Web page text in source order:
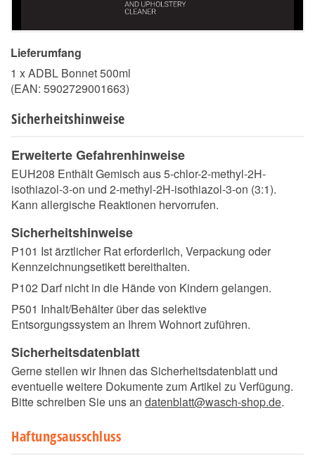
Lieferumfang
1 x ADBL Bonnet 500ml
(EAN: 5902729001663)
Sicherheitshinweise
Erweiterte Gefahrenhinweise
EUH208 Enthält Gemisch aus 5-chlor-2-methyl-2H-
isothiazol-3-on und 2-methyl-2H-isothiazol-3-on (3:1).
Kann allergische Reaktionen hervorrufen.
Sicherheitshinweise
P101 Ist ärztlicher Rat erforderlich, Verpackung oder
Kennzeichnungsetikett bereithalten.
P102 Darf nicht in die Hände von Kindern gelangen.
P501 Inhalt/Behälter über das selektive
Entsorgungssystem an Ihrem Wohnort zuführen.
Sicherheitsdatenblatt
Gerne stellen wir Ihnen das Sicherheitsdatenblatt und
eventuelle weitere Dokumente zum Artikel zu Verfügung.
Bitte schreiben Sie uns an datenblatt@wasch-shop.de.
Haftungsausschluss